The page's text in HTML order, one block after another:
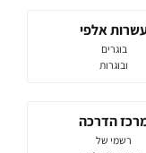
אלפי
בוגרים
ובוגרות
הדרכה
רשמי של